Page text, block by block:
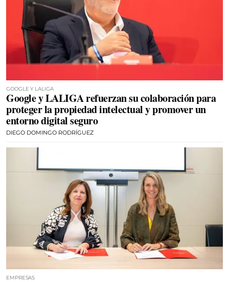
GOOGLE Y LALIGA
Google y LALIGA refuerzan su colaboración para
proteger la propiedad intelectual y promover un
entorno digital seguro
DIEGO DOMINGO RODRÍGUEZ
EMPRESAS